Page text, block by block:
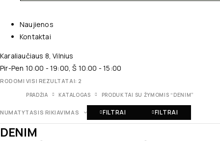
Naujienos
Kontaktai
Karaliaučiaus 8, Vilnius
Pir-Pen 10:00 - 19:00, Š 10:00 - 15:00
RODOMI VISI REZULTATAI: 2
PRADŽIA KATALOGAS PRODUKTAI SU ŽYMOMIS “DENIM”
NUMATYTASIS RIKIAVIMAS FILTRAI FILTRAI
DENIM